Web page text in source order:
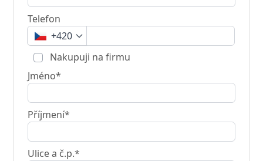
Telefon
+420
Nakupuji na firmu
Jméno*
Příjmení*
Ulice a č.p.*